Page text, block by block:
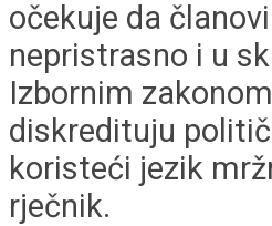
očekuje da
nepristrasno i u
Izbornim
diskredituju
koristeći jezik
rječnik.